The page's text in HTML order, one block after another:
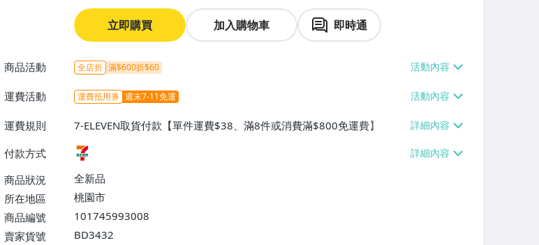
立即購買 加入購物車 即時通
商品活動 全店折 滿$600折$60
運費活動 運費抵用券 週末7-11免運
運費規則
7-ELEVEN取貨付款【單件運費$38、滿8件或消費滿$800免運費】
付款方式
商品狀況
全新品
所在地區
桃園市
商品編號
101745993008
賣家貨號
BD3432